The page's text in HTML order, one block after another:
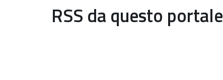
RSS da questo portale